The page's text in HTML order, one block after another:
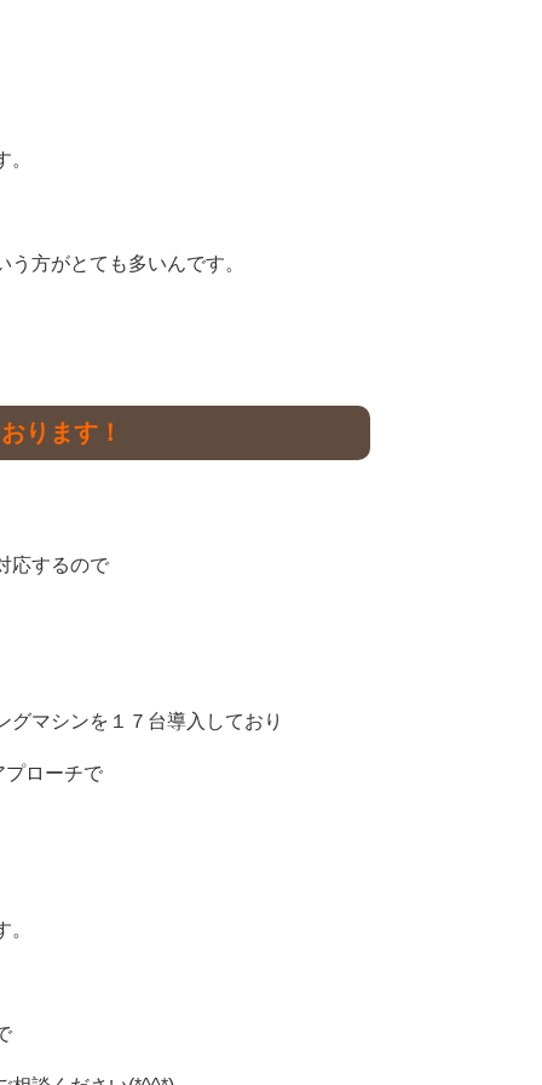
方がとても多いんです。
ります！
応するので
マシンを１７台導入しており
プローチで